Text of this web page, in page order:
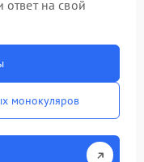
на свой
монокуляров